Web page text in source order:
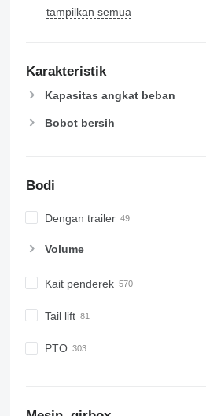
tampilkan semua
Karakteristik
Kapasitas angkat beban
Bobot bersih
Bodi
Dengan trailer
Volume
Kait penderek
Tail lift
PTO